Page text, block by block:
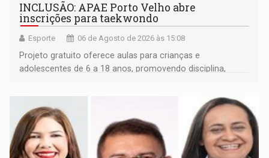
INCLUSÃO: APAE Porto Velho abre
inscrições para taekwondo
Esporte 06 de Agosto de 2026 às 15:08
Projeto gratuito oferece aulas para crianças e
adolescentes de 6 a 18 anos, promovendo disciplina,